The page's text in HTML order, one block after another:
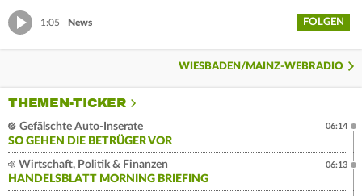
1:05 News FOLGEN
WIESBADEN/MAINZ-WEBRADIO
THEMEN-TICKER
Gefälschte Auto-Inserate
SO GEHEN DIE BETRÜGER VOR
06:14
Wirtschaft, Politik & Finanzen
HANDELSBLATT MORNING BRIEFING
06:13